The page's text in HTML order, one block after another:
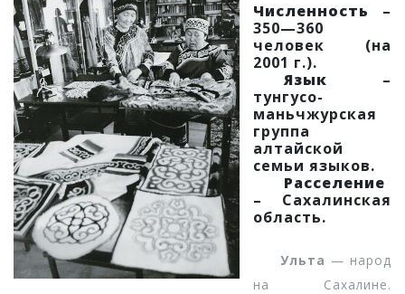
Численность –
350—360
человек (на
2001 г.).
Язык –
тунгусо-
маньчжурская
группа
алтайской
семьи языков.
Расселение
– Сахалинская
область.
Ульта — народ
на Сахалине.